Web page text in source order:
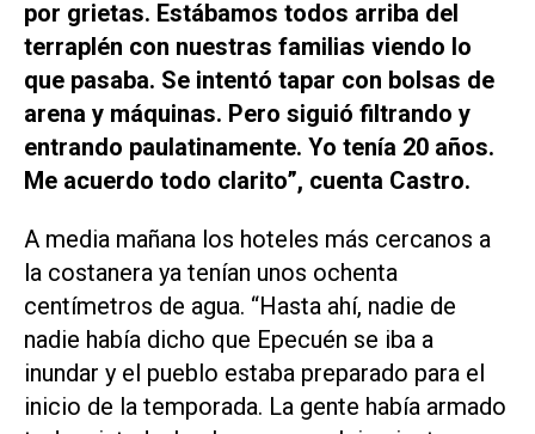
por grietas. Estábamos todos arriba del
terraplén con nuestras familias viendo lo
que pasaba. Se intentó tapar con bolsas de
arena y máquinas. Pero siguió filtrando y
entrando paulatinamente. Yo tenía 20 años.
Me acuerdo todo clarito”, cuenta Castro.
A media mañana los hoteles más cercanos a
la costanera ya tenían unos ochenta
centímetros de agua. “Hasta ahí, nadie de
nadie había dicho que Epecuén se iba a
inundar y el pueblo estaba preparado para el
inicio de la temporada. La gente había armado